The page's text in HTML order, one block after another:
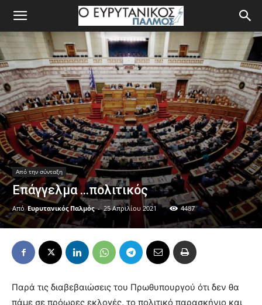
Από την σύνταξη
Επάγγελμα …πολιτικός
Από Ευρυτανικός Παλμός - 25 Απριλίου 2021 4487
Παρά τις διαβεβαιώσεις του Πρωθυπουργού ότι δεν θα
πάμε σε πρόωρες εκλογές, το πολιτικό παρασκήνιο και